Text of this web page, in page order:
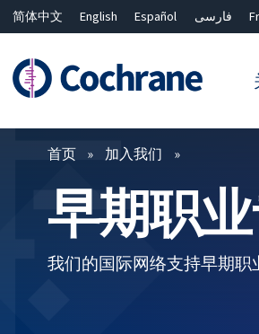
简体中文 English Español فارسی
过滤
首页 加入我们
早期职
我们的国际网络支持早期